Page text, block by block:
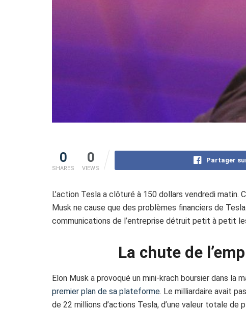
0
SHARES
0
VIEWS
Partager
L’action Tesla a clôturé à 150 dollars vendredi matin.
Musk ne cause que des problèmes financiers de
communications de l’entreprise détruit petit à petit
La chute de
Elon Musk a provoqué un mini-krach boursier dans la
premier plan de sa plateforme. Le milliardaire avait
de 22 millions d’actions Tesla, d’une valeur totale de